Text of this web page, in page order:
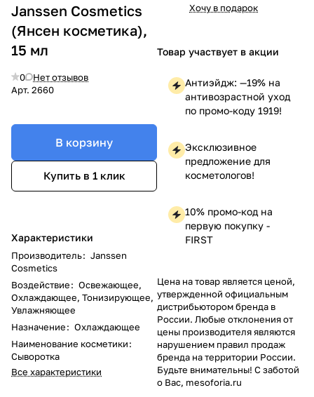
Janssen Cosmetics
(Янсен косметика),
15 мл
0
Нет отзывов
Арт. 2660
В корзину
Купить в 1 клик
Характеристики
Производитель: Janssen
Cosmetics
Воздействие: Освежающее,
Охлаждающее, Тонизирующее,
Увлажняющее
Назначение: Охлаждающее
Наименование косметики:
Сыворотка
Все характеристики
Хочу в подарок
Товар участвует в акции
Антиэйдж: —19% на
антивозрастной уход
по промо-коду 1919!
Эксклюзивное
предложение для
косметологов!
10% промо-код на
первую покупку -
FIRST
Цена на товар является ценой,
утвержденной официальным
дистрибьютором бренда в
России. Любые отклонения от
цены производителя являются
нарушением правил продаж
бренда на территории России.
Будьте внимательны! С заботой
о Вас, mesoforia.ru